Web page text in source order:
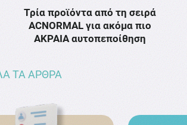
Τρία προϊόντα από τη σειρά
ACNORMAL για ακόμα πιο
ΑΚΡΑΙΑ αυτοπεποίθηση
ΤΑ ΑΡΘΡΑ